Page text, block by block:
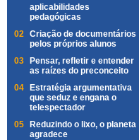
aplicabilidades
pedagógicas
02 Criação de documentários
pelos próprios alunos
03
Pensar, refletir e entender
as raízes do preconceito
04
Estratégia argumentativa
que seduz e engana o
telespectador
05
Reduzindo o lixo, o planeta
agradece